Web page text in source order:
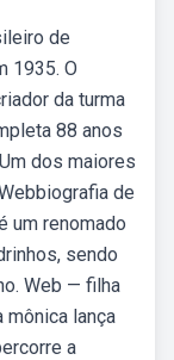
de
1935. O
da turma
88 anos
dos maiores
de
um renomado
sendo
Web — filha
mônica lança
a